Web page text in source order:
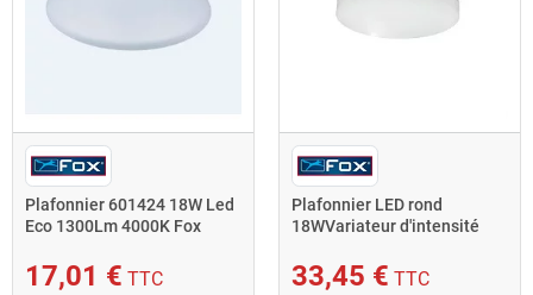
Plafonnier 601424 18W Led
Eco 1300Lm 4000K Fox
17,01 € TTC
Plafonnier LED rond
18WVariateur d'intensité
60 Fox
33,45 € TTC